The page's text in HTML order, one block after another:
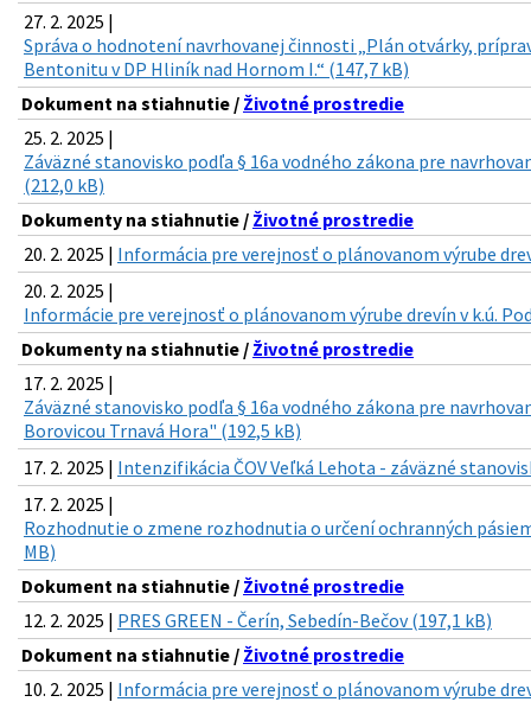
27. 2. 2025 |
Správa o hodnotení navrhovanej činnosti „Plán otvárky,
Bentonitu v DP Hliník nad Hornom I.“ (147,7 kB)
Dokument na stiahnutie / Životné prostredie
25. 2. 2025 |
Záväzné stanovisko podľa § 16a vodného zákona pre
(212,0 kB)
Dokumenty na stiahnutie / Životné prostredie
20. 2. 2025 | Informácia pre verejnosť o plánovanom výrube
20. 2. 2025 |
Informácie pre verejnosť o plánovanom výrube drevín v k.ú.
Dokumenty na stiahnutie / Životné prostredie
17. 2. 2025 |
Záväzné stanovisko podľa § 16a vodného zákona pre
Borovicou Trnavá Hora" (192,5 kB)
17. 2. 2025 | Intenzifikácia ČOV Veľká Lehota - záväzné
17. 2. 2025 |
Rozhodnutie o zmene rozhodnutia o určení ochranných
MB)
Dokument na stiahnutie / Životné prostredie
12. 2. 2025 | PRES GREEN - Čerín, Sebedín-Bečov (197,1 kB)
Dokument na stiahnutie / Životné prostredie
10. 2. 2025 | Informácia pre verejnosť o plánovanom výrube